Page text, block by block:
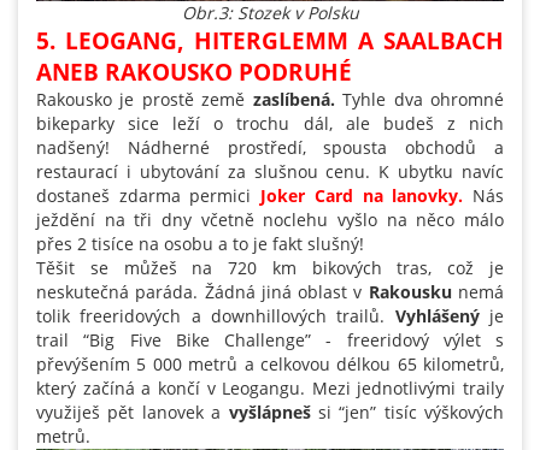
Obr.3: Stozek v Polsku
5. LEOGANG, HITERGLEMM A SAALBACH
ANEB RAKOUSKO PODRUHÉ
Rakousko je prostě země zaslíbená.Tyhle dva ohromné
bikeparky sice leží o trochu dál, ale budeš z nich
nadšený! Nádherné prostředí, spousta obchodů a
restaurací i ubytování za slušnou cenu. K ubytku navíc
dostaneš zdarma permici Joker Card na lanovky. Nás
ježdění na tři dny včetně noclehu vyšlo na něco málo
přes 2 tisíce na osobu a to je fakt slušný!
Těšit se můžeš na 720 km bikových tras, což je
neskutečná paráda. Žádná jiná oblast v Rakousku nemá
tolik freeridových a downhillových trailů. Vyhlášenýje
trail “Big Five Bike Challenge” - freeridový výlet s
převýšením 5 000 metrů a celkovou délkou 65 kilometrů,
který začíná a končí v Leogangu. Mezi jednotlivými traily
využiješ pět lanovek a vyšlápnešsi “jen” tisíc výškových
metrů.